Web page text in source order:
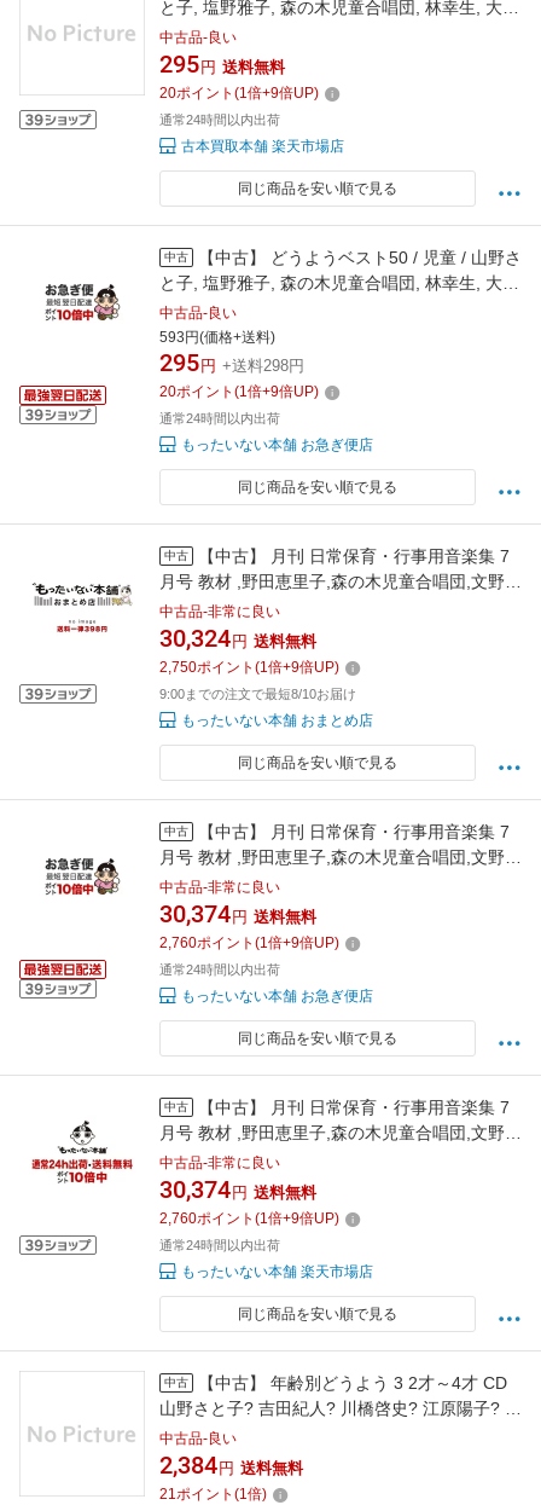
と子, 塩野雅子, 森の木児童合唱団, 林幸生, 大和
田りつこ, 土居裕子, コロムビアゆりかご会, 鹿 /
[CD]【メール便送料無料】【最短翌日配達対
応】
中古品-良い
295 円 送料無料
20ポイント (1倍+9倍UP)
通常24時間以内出荷
古本買取本舗 楽天市場店
同じ商品を安い順で見る
中古
【中古】 どうようベスト50 / 児童 / 山野さ
と子, 塩野雅子, 森の木児童合唱団, 林幸生, 大和
田りつこ, 土居裕子, コロムビアゆりかご会, 鹿
島かんな, コロムビアすずら / [CD]【ネコポス発
送】
中古品-良い
593円(価格+送料)
295 円 +送料298円
20ポイント (1倍+9倍UP)
通常24時間以内出荷
もったいない本舗 お急ぎ便店
同じ商品を安い順で見る
中古
【中古】 月刊 日常保育・行事用音楽集 7
月号 教材 ,野田恵里子,森の木児童合唱団,文野朋
子,こおろぎ’73,吉田仁美,山野さと子,中川順子 /
幼稚園用, Daphne Shepherd, Thomas Fl / [CD]
【宅配便出荷】
中古品-非常に良い
30,324 円 送料無料
2,750ポイント (1倍+9倍UP)
9:00までの注文で最短8/10お届け
もったいない本舗 おまとめ店
同じ商品を安い順で見る
中古
【中古】 月刊 日常保育・行事用音楽集 7
月号 教材 ,野田恵里子,森の木児童合唱団,文野朋
子,こおろぎ’73,吉田仁美,山野さと子,中川順子 /
幼稚園用, Daphne Shepherd, Thomas / [CD]
【ネコポス発送】
中古品-非常に良い
30,374 円 送料無料
2,760ポイント (1倍+9倍UP)
通常24時間以内出荷
もったいない本舗 お急ぎ便店
同じ商品を安い順で見る
中古
【中古】 月刊 日常保育・行事用音楽集 7
月号 教材 ,野田恵里子,森の木児童合唱団,文野朋
子,こおろぎ’73,吉田仁美,山野さと子,中川順子 /
/ [CD]【メール便送料無料】【最短翌日配達対
応】
中古品-非常に良い
30,374 円 送料無料
2,760ポイント (1倍+9倍UP)
通常24時間以内出荷
もったいない本舗 楽天市場店
同じ商品を安い順で見る
中古
【中古】 年齢別どうよう 3 2才～4才 CD
山野さと子? 吉田紀人? 川橋啓史? 江原陽子? 森
の木児童合唱団? 水木一郎? 森晴美? 小林優子?
東京 / / [CD]【メール便送料無料】【最短翌日配
達対応】
中古品-良い
2,384 円 送料無料
21ポイント (1倍)